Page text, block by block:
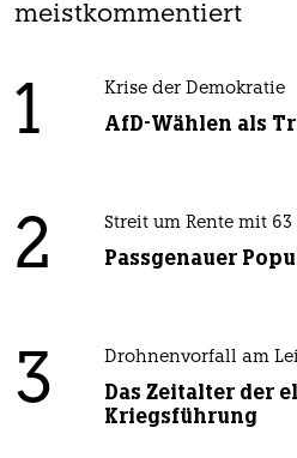
meistkommentiert
1 Krise der Demokratie
AfD-Wählen als
2 Streit um Rente mit 63
Passgenauer
3 Drohnenvorfall am
Das Zeitalter der
Kriegsführung